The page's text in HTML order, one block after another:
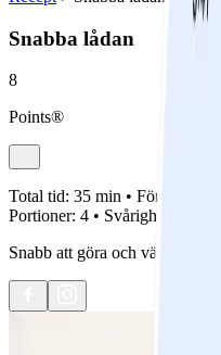
Snabba lådan
8
Points®
Total tid: 35 min • Förberedelse:
Portioner: 4 • Svårighetsgrad:
Snabb att göra och väldigt god.